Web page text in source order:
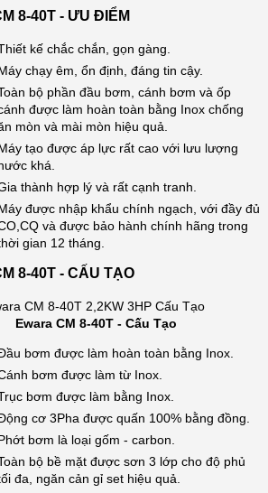
8-40T - ƯU ĐIỂM
kế chắc chắn, gọn gàng.
chạy êm, ổn định, đáng tin cậy.
bộ phần đầu bơm, cánh bơm và ốp
được làm hoàn toàn bằng Inox chống
mòn và mài mòn hiệu quả.
tạo được áp lực rất cao với lưu lượng
khá.
thành hợp lý và rất cạnh tranh.
được nhập khẩu chính ngạch, với đầy đủ
và được bảo hành chính hãng trong
gian 12 tháng.
8-40T - CẤU TẠO
Ewara CM 8-40T - Cấu Tạo
bơm được làm hoàn toàn bằng Inox.
bơm được làm từ Inox.
bơm được làm bằng Inox.
cơ 3Pha được quấn 100% bằng đồng.
bơm là loại gốm - carbon.
bộ bề mặt được sơn 3 lớp cho độ phủ
đa, ngăn cản gỉ set hiệu quả.